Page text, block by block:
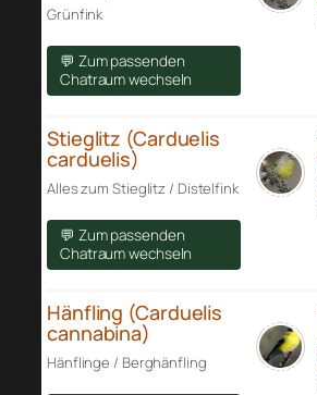
Grünfink
💬 Zum passenden
Chatraum wechseln
Stieglitz (Carduelis
carduelis)
Alles zum Stieglitz / Distelfink
💬 Zum passenden
Chatraum wechseln
Hänfling (Carduelis
cannabina)
Hänflinge / Berghänfling